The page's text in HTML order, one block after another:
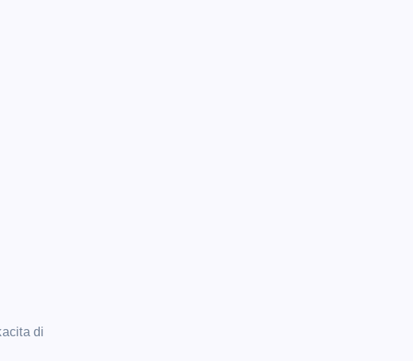
di